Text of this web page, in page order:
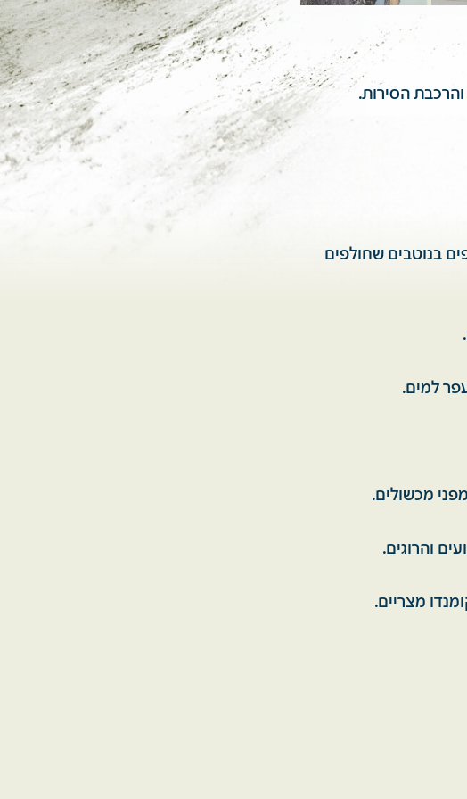
בנוטבים שחולפים